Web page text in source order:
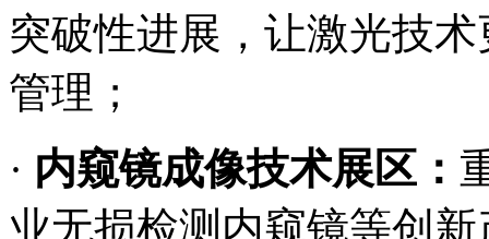
突破性进展，让激光技
管理；
· 内窥镜成像技术展区：
业无损检测内窥镜等创